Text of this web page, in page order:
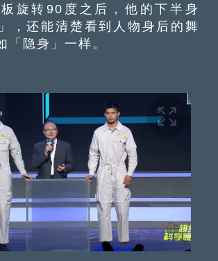
旋转90度之后，他的下半身
，还能清楚看到人物身后的舞
「隐身」一样。